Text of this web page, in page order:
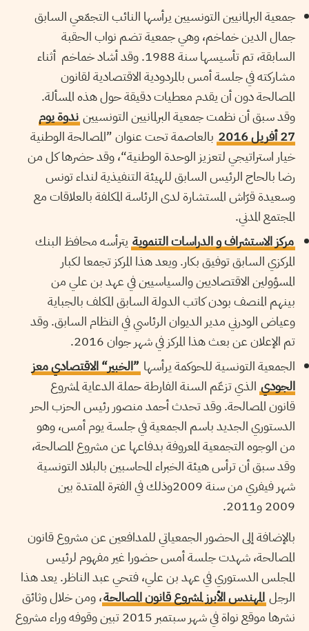
جمعية البرلمانيين التونسيين يرأسها النائب التجمّعي السابق
جمال الدين خماخم، وهي جمعية تضم نواب الحقبة
السابقة، تم تأسيسها سنة 1988. وقد أشاد خماخم أثناء
مشاركته في جلسة أمس بالمردودية الاقتصادية لقانون
المصالحة دون أن يقدم معطيات دقيقة حول هذه المسألة.
وقد سبق أن نظمت جمعية البرلمانيين التونسيين ندوة يوم
27 أفريل 2016
بالعاصمة تحت عنوان ”المصالحة الوطنية
خيار استراتيجي لتعزيز الوحدة الوطنية“، وقد حضرها كل من
رضا بالحاج الرئيس السابق للهيئة التنفيذية لنداء تونس
وسعيدة قرّاش المستشارة لدى الرئاسة المكلفة بالعلاقات مع
المجتمع المدني.
مركز الاستشراف و الدراسات التنموية يترأسه محافظ البنك
المركزي السابق توفيق بكار. ويعد هذا المركز تجمعا لكبار
المسؤولين الاقتصاديين والسياسيين في عهد بن علي من
بينهم المنصف بودن كاتب الدولة السابق المكلف بالجباية
وعياض الودرني مدير الديوان الرئاسي في النظام السابق. وقد
تم الإعلان عن بعث هذا المركز في شهر جوان 2016.
الجمعية التونسية للحوكمة يرأسها ”الخبير“ الاقتصادي معز
الجودي الذي تزعّم السنة الفارطة حملة الدعاية لمشروع
قانون المصالحة. وقد تحدث أحمد منصور رئيس الحزب الحر
الدستوري الجديد باسم الجمعية في جلسة يوم أمس، وهو
من الوجوه التجمعية المعروفة بدفاعها عن مشروع المصالحة،
وقد سبق أن ترأس هيئة الخبراء المحاسبين بالبلاد التونسية
شهر فيفري من سنة 2009وذلك في الفترة الممتدة بين
2009 و2011.
بالإضافة إلى الحضور الجمعياتي للمدافعين عن مشروع قانون
المصالحة، شهدت جلسة أمس حضورا غير مفهوم لرئيس
المجلس الدستوري في عهد بن علي، فتحي عبد الناظر. يعد هذا
الرجل المهندس الأبرز لمشروع قانون المصالحة، ومن خلال وثائق
نشرها موقع نواة في شهر سبتمبر 2015 تبين وقوفه وراء مشروع